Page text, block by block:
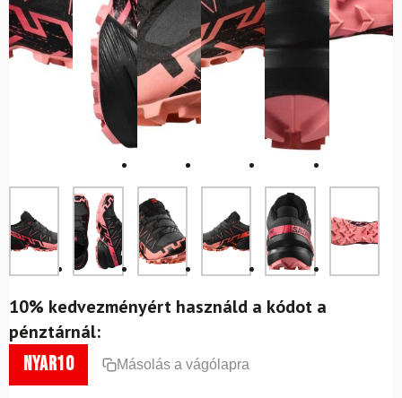
10% kedvezményért használd a kódot a
pénztárnál:
nyar10 Másolás a vágólapra